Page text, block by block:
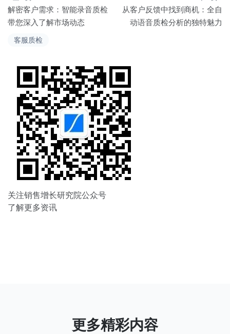
客服质检
章
导
解密客户需求：智能录音质检
带您深入了解市场动态
从客户反馈中找到商机：全自
动语音质检分析的独特魅力
关注销售增长研究院公众号
了解更多资讯